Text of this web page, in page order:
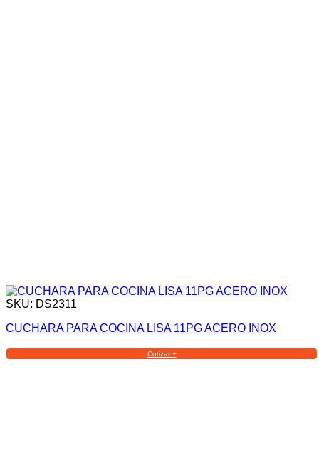
SKU: DS2311
CUCHARA PARA COCINA LISA 11PG ACERO INOX
Cotizar +